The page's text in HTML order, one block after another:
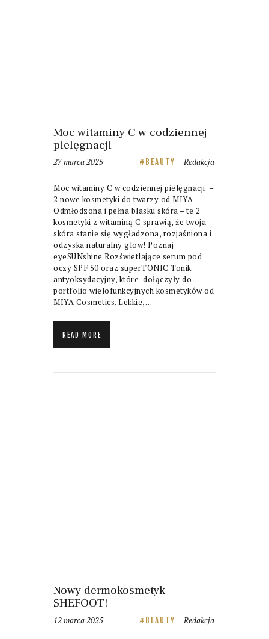
Moc witaminy C w codziennej
pielęgnacji
27 marca 2025 BEAUTY Redakcja
Moc witaminy C w codziennej pielęgnacji –
2 nowe kosmetyki do twarzy od MIYA
Odmłodzona i pełna blasku skóra – te 2
kosmetyki z witaminą C sprawią, że twoja
skóra stanie się wygładzona, rozjaśniona i
odzyska naturalny glow! Poznaj
eyeSUNshine Rozświetlające serum pod
oczy SPF 50 oraz superTONIC Tonik
antyoksydacyjny, które dołączyły do
portfolio wielofunkcyjnych kosmetyków od
MIYA Cosmetics. Lekkie,…
READ MORE
Nowy dermokosmetyk
SHEFOOT!
12 marca 2025 BEAUTY Redakcja